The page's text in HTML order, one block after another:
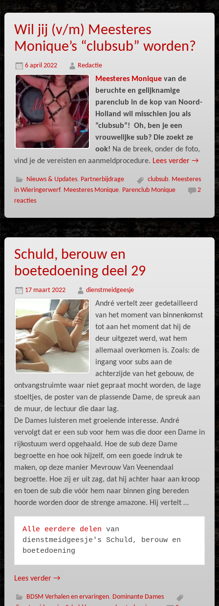
Wil jij (v/m) Meesteres
Monique’s “clubsub” worden?
6 april 2022 Redactie
Meesteres Moniquevan de
beruchte en gelijknamige
parenclub in de kop van Noord-
Holland wil misschien jou als
“clubsub”! Oh, ben je een
vrouwelijke sub? Die zoekt ze
ook! Na de breek, onder de foto,
vind je de vereisten en aanmeldprocedure. Lees verder →
Nieuws & Updates, Partnerbijdrage clubsub, Meesteres
in Wieringerwerf, Meesteres Monique, Parenclub Monique
2
reacties
Schuld, berouw en
boetedoening deel 29
17 maart 2022 dienstmeidgeesje
André vertelt zeer gedetailleerd
van het moment van binnenkomst
tot aan het moment dat hij de
deur uitgezet werd, wat hem
allemaal overkomen is. Zoals: de
ingang voor subs aan de
achterzijde van het gebouw, de
ontvangstruimte waar niet gepraat mocht worden, de lage
stoeltjes, de poster van de plassende Dame, de spreuk aan
de muur, de lectuur die daar lag.
De Dames luisteren met groeiende interesse. André
vervolgt dat er een sub voor hem was die door een Dame in
rijkostuum werd opgehaald. Hoe de sub deze Dame
begroette en hoe ook hijzelf, om een goede indruk te
maken, op deze manier Mevrouw Van Veenendaal
begroette. Hoe zij er uit zag, dat hij achter haar aan kroop
en toen de sub die vóór hem naar binnen ging bereden
hoorde worden door de strenge amazone. Hij vertelt …
Alle eerdere delen van
dienstmeidgeesje's Schuld, berouw en
boetedoening
Lees verder →
BDSM Verhalen en ervaringen, Dominante Dames